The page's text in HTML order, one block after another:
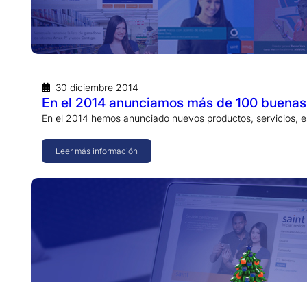
30 diciembre 2014
En el 2014 anunciamos más de 100
En el 2014 hemos anunciado nuevos productos,
Leer más información